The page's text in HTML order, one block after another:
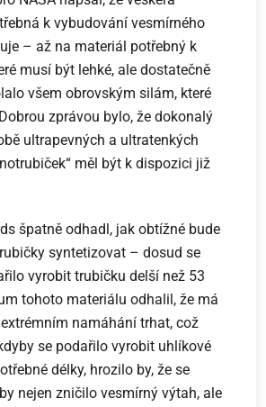
k vybudování vesmírného
– až na materiál potřebný k
musí být lehké, ale dostatečně
všem obrovským silám, které
zprávou bylo, že dokonalý
ultrapevných a ultratenkých
měl být k dispozici již
špatně odhadl, jak obtížné bude
syntetizovat – dosud se
vyrobit trubičku delší než 53
tohoto materiálu odhalil, že má
namáhání trhat, což
se podařilo vyrobit uhlíkové
délky, hrozilo by, že se
nejen zničilo vesmírný výtah, ale